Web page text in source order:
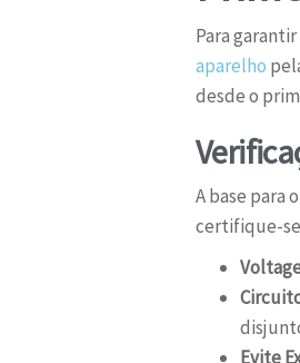
Para
aparelho
desde o
A base para
certifique-se
Evite